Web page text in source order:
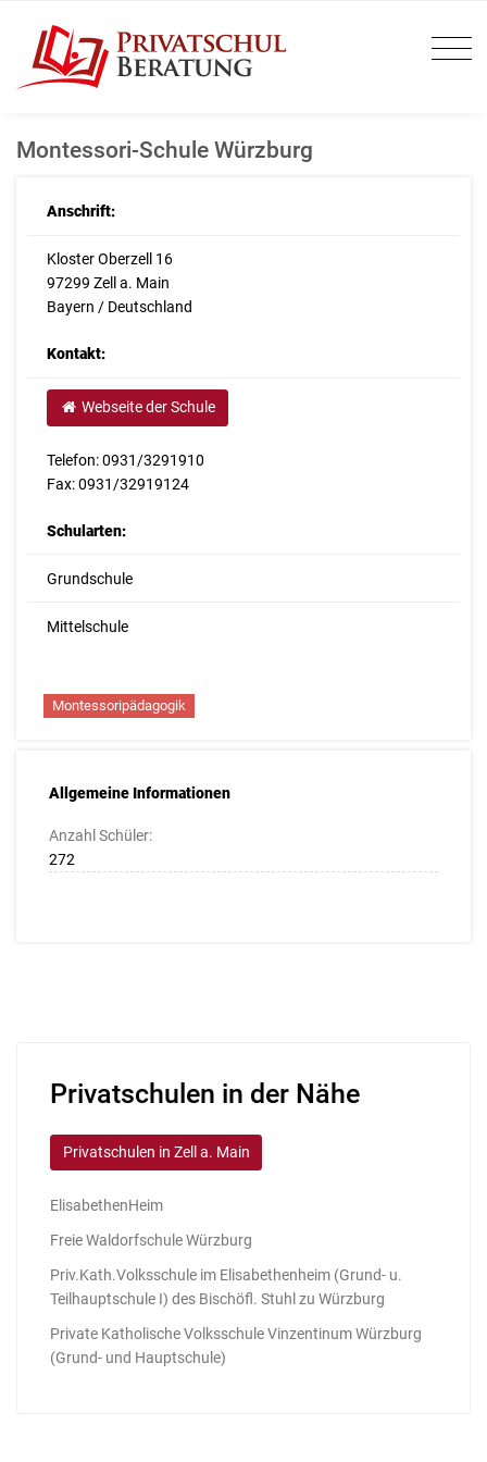
Montessori-Schule Würzburg
Anschrift:
Kloster Oberzell 16
97299 Zell a. Main
Bayern / Deutschland
Kontakt:
Webseite der Schule
Telefon: 0931/3291910
Fax: 0931/32919124
Schularten:
Grundschule
Mittelschule
Montessoripädagogik
Allgemeine Informationen
Anzahl Schüler:
272
Privatschulen in der Nähe
Privatschulen in Zell a. Main
ElisabethenHeim
Freie Waldorfschule Würzburg
Priv.Kath.Volksschule im Elisabethenheim (Grund- u.
Teilhauptschule I) des Bischöfl. Stuhl zu Würzburg
Private Katholische Volksschule Vinzentinum Würzburg
(Grund- und Hauptschule)